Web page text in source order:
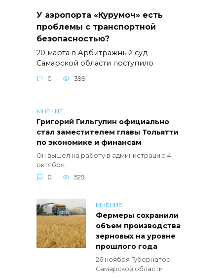
У аэропорта «Курумоч» есть
проблемы с транспортной
безопасностью?
20 марта в Арбитражный суд
Самарской области поступило
0 399
МНЕНИЕ
Григорий Гильгулин официально
стал заместителем главы Тольятти
по экономике и финансам
Он вышел на работу в администрацию 4
октября.
0
529
МНЕНИЕ
Фермеры сохранили
объем производства
зерновых на уровне
прошлого года
26 ноября Губернатор
Самарской области